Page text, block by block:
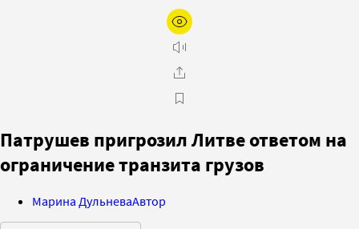
Патрушев пригрозил Литве ответом на
ограничение транзита грузов
Марина ДульневаАвтор